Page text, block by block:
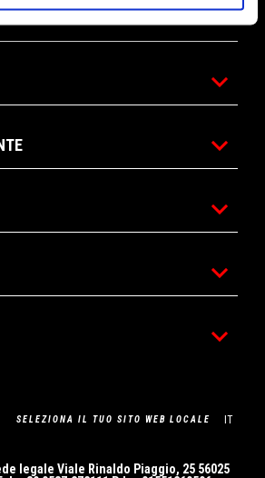
SELEZIONA IL TUO SITO WEB LOCALE IT
legale Viale Rinaldo Piaggio, 25 56025